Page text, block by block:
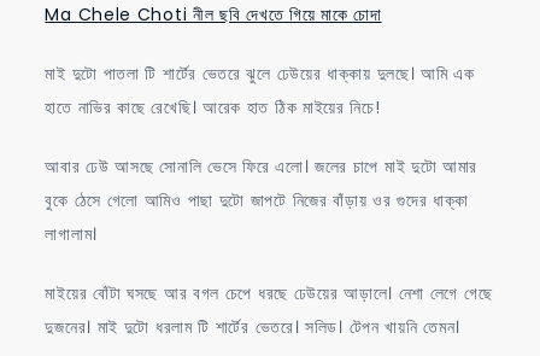
Ma Chele Choti নীল ছবি দেখতে গিয়ে মাকে চোদা
মাই দুটো পাতলা টি শার্টের ভেতরে ঝুলে ঢেউয়ের ধাক্কায় দুলছে। আমি এক
হাতে নাভির কাছে রেখেছি। আরেক হাত ঠিক মাইয়ের নিচে!
আবার ঢেউ আসছে সোনালি ভেসে ফিরে এলো। জলের চাপে মাই দুটো আমার
বুকে ঠেসে গেলো আমিও পাছা দুটো জাপটে নিজের বাঁড়ায় ওর গুদের ধাক্কা
লাগালাম।
মাইয়ের বোঁটা ঘসছে আর বগল চেপে ধরছে ঢেউয়ের আড়ালে। নেশা লেগে গেছে
দুজনের। মাই দুটো ধরলাম টি শার্টের ভেতরে। সলিড। টেপন খায়নি তেমন।